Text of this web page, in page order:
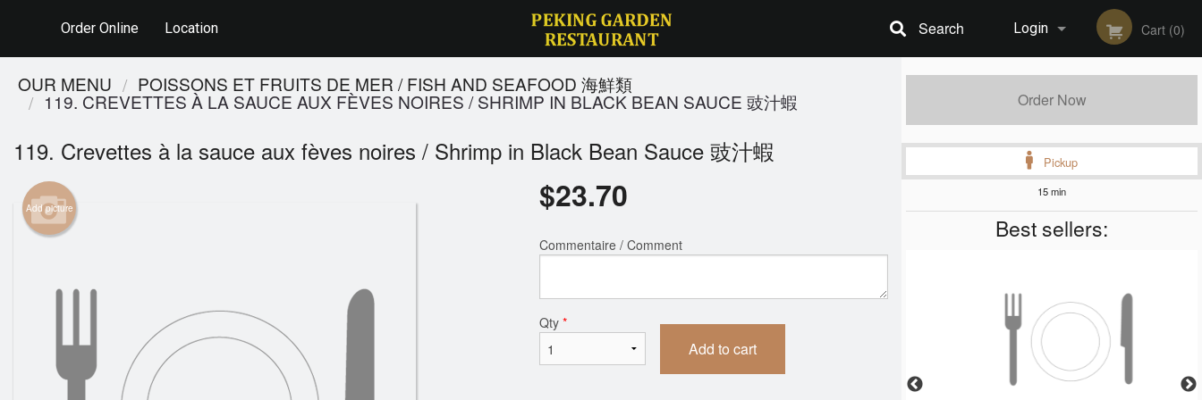
Order Online Location Login Cart (0)
Search
Order Now
Pickup
15 min
Best sellers:
OUR MENU POISSONS ET FRUITS DE MER / FISH AND SEAFOOD 海鮮類
119. CREVETTES À LA SAUCE AUX FÈVES NOIRES / SHRIMP IN BLACK BEAN SAUCE 豉汁蝦
119. Crevettes à la sauce aux fèves noires / Shrimp in Black Bean Sauce 豉汁蝦
Add picture $23.70
Commentaire / Comment
Qty *
Add to cart